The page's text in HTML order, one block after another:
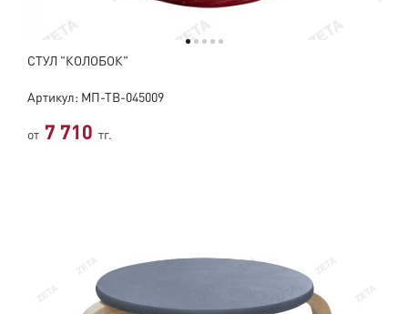
СТУЛ "КОЛОБОК"
Артикул: МП-ТВ-045009
от 7 710 тг.